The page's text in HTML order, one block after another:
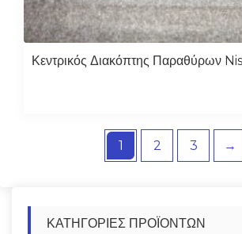
1 2 3 →
ΚΑΤΗΓΟΡΊΕΣ ΠΡΟΪΌΝΤΩΝ